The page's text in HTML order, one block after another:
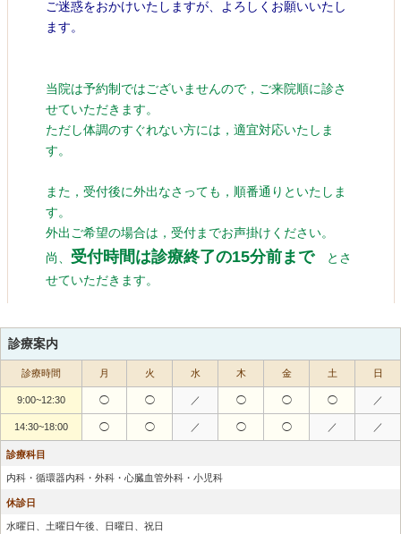
診療案内
診療時間 月 火 水 木 金 土 日
9:00~12:30 ◯ ◯ ／ ◯ ◯ ◯ ／
14:30~18:00 ◯ ◯ ／ ◯ ◯ ／ ／
診療科目
内科・循環器内科・外科・心臓血管外科・小児科
休診日
水曜日、土曜日午後、日曜日、祝日